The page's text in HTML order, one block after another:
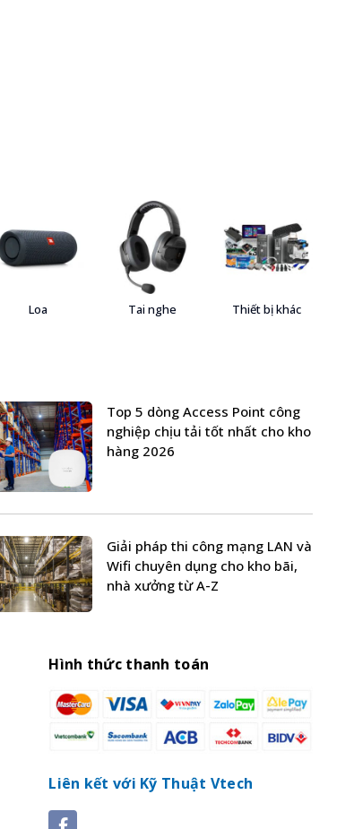
Loa Tai nghe Thiết bị khác
Top 5 dòng Access Point công
nghiệp chịu tải tốt nhất cho kho
hàng 2026
Giải pháp thi công mạng LAN và
Wifi chuyên dụng cho kho bãi,
nhà xưởng từ A-Z
Hình thức thanh toán
Liên kết với Kỹ Thuật Vtech